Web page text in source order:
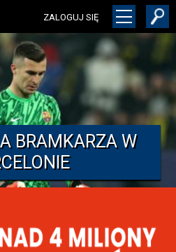
ZALOGUJ SIĘ
BRAMKARZA W